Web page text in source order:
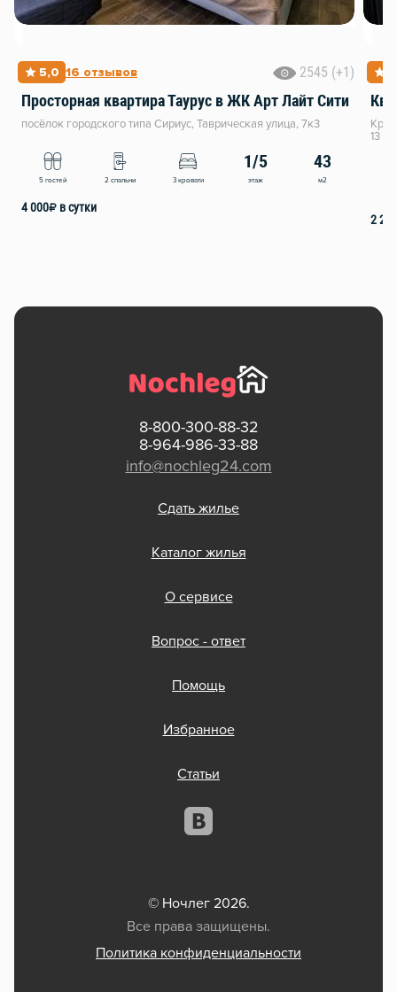
5,0 16 отзывов
2545 (+1)
Просторная квартира Таурус в ЖК Арт Лайт Сити
посёлок городского типа Сириус, Таврическая улица, 7к3
5 гостей 2 спальни 3 кровати
1/5
этаж
43
м2
4 000₽ в сутки
13
2 223
8-800-300-88-32
8-964-986-33-88
info@nochleg24.com
Сдать жилье
Каталог жилья
О сервисе
Вопрос - ответ
Помощь
Избранное
Статьи
© Ночлег 2026.
Все права защищены.
Политика конфиденциальности